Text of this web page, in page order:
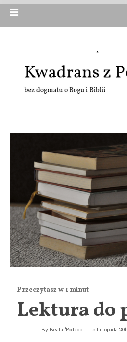
Lektura do
By Beata "Podkop 5 listopada